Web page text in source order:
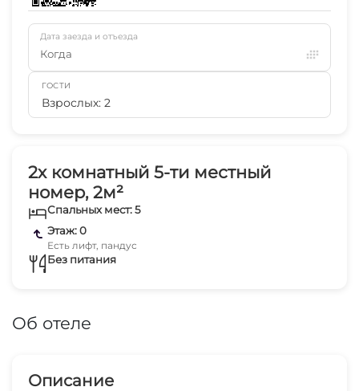
2х комнатный 5-ти местный
номер, 2м²
Спальных мест: 5
Этаж: 0
Есть лифт, пандус
Без питания
Об отеле
Описание
Дата заезда и отъезда
Когда
ГОСТИ
Взрослых: 2